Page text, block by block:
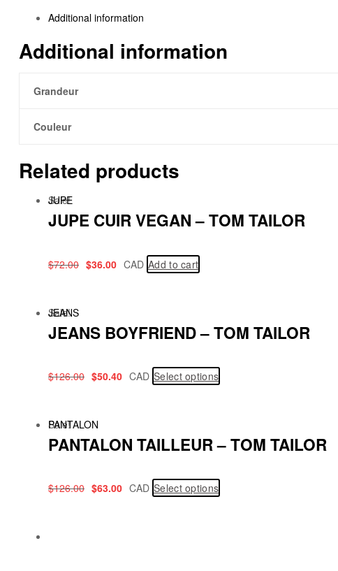
Additional information
Additional information
Grandeur
Couleur
Related products
Sale!
JUPE
JUPE CUIR VEGAN – TOM TAILOR
$72.00 $36.00 CAD Add to cart
Sale!
JEANS
JEANS BOYFRIEND – TOM TAILOR
$126.00 $50.40 CAD Select options
Sale!
PANTALON
PANTALON TAILLEUR – TOM TAILOR
$126.00 $63.00 CAD Select options